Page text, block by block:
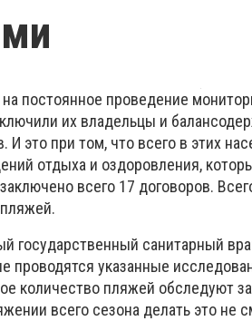
на постоянное проведение
их владельцы и
И это при том, что всего в этих
отдыха и оздоровления,
всего 17 договоров.
государственный санитарный
проводятся указанные
количество пляжей обследуют
всего сезона делать это